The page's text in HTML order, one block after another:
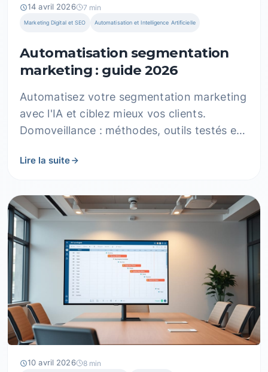
14 avril 2026 7 min
Marketing Digital et SEO Automatisation et Intelligence Artificielle
Automatisation segmentation
marketing : guide 2026
Automatisez votre segmentation marketing
avec l'IA et ciblez mieux vos clients.
Domoveillance : méthodes, outils testés et
Lire la suite
10 avril 2026 8 min